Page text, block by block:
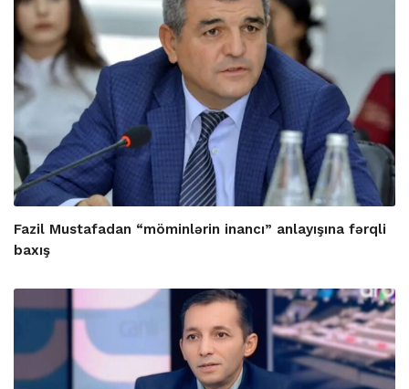
Fazil Mustafadan “möminlərin inancı” anlayışına fərqli
baxış